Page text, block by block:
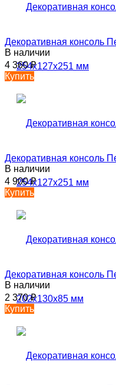
Декоративная консоль
В наличии
4 360₽
Купить
Декоративная консоль
В наличии
4 900₽
Купить
Декоративная консоль
В наличии
2 370₽
Купить